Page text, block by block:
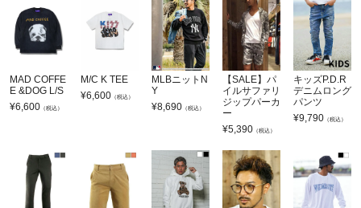
MAD COFFE
E &DOG L/S
¥6,600 （税込）
M/C K TEE
¥6,600 （税込）
MLBニットN
Y
¥8,690 （税込）
【SALE】パ
イルサファリ
ジップパーカ
ー
¥5,390 （税込）
キッズP.D.R
デニムロング
パンツ
¥9,790 （税込）